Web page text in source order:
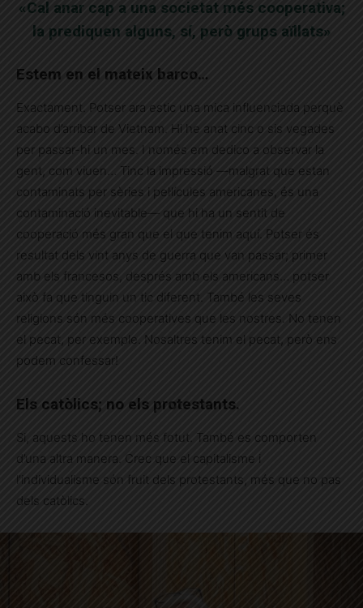
«Cal anar cap a una societat més cooperativa;
la prediquen alguns, sí, però grups aïllats»
Estem en el mateix barco…
Exactament. Potser ara estic una mica influenciada perquè
acabo d’arribar de Vietnam. Hi he anat cinc o sis vegades
per passar-hi un mes. I només em dedico a observar la
gent, com viuen… Tinc la impressió —malgrat que estan
contaminats per sèries i pel·lícules americanes, és una
contaminació inevitable— que hi ha un sentit de
cooperació més gran que el que tenim aquí. Potser és
resultat dels vint anys de guerra que van passar; primer
amb els francesos, després amb els americans… potser
això fa que tinguin un tic diferent. També les seves
religions són més cooperatives que les nostres. No tenen
el pecat, per exemple. Nosaltres tenim el pecat, però ens
podem confessar!
Els catòlics; no els protestants.
Si, aquests ho tenen més fotut. També es comporten
d’una altra manera. Crec que el capitalisme i
l’individualisme són fruit dels protestants, més que no pas
dels catòlics.